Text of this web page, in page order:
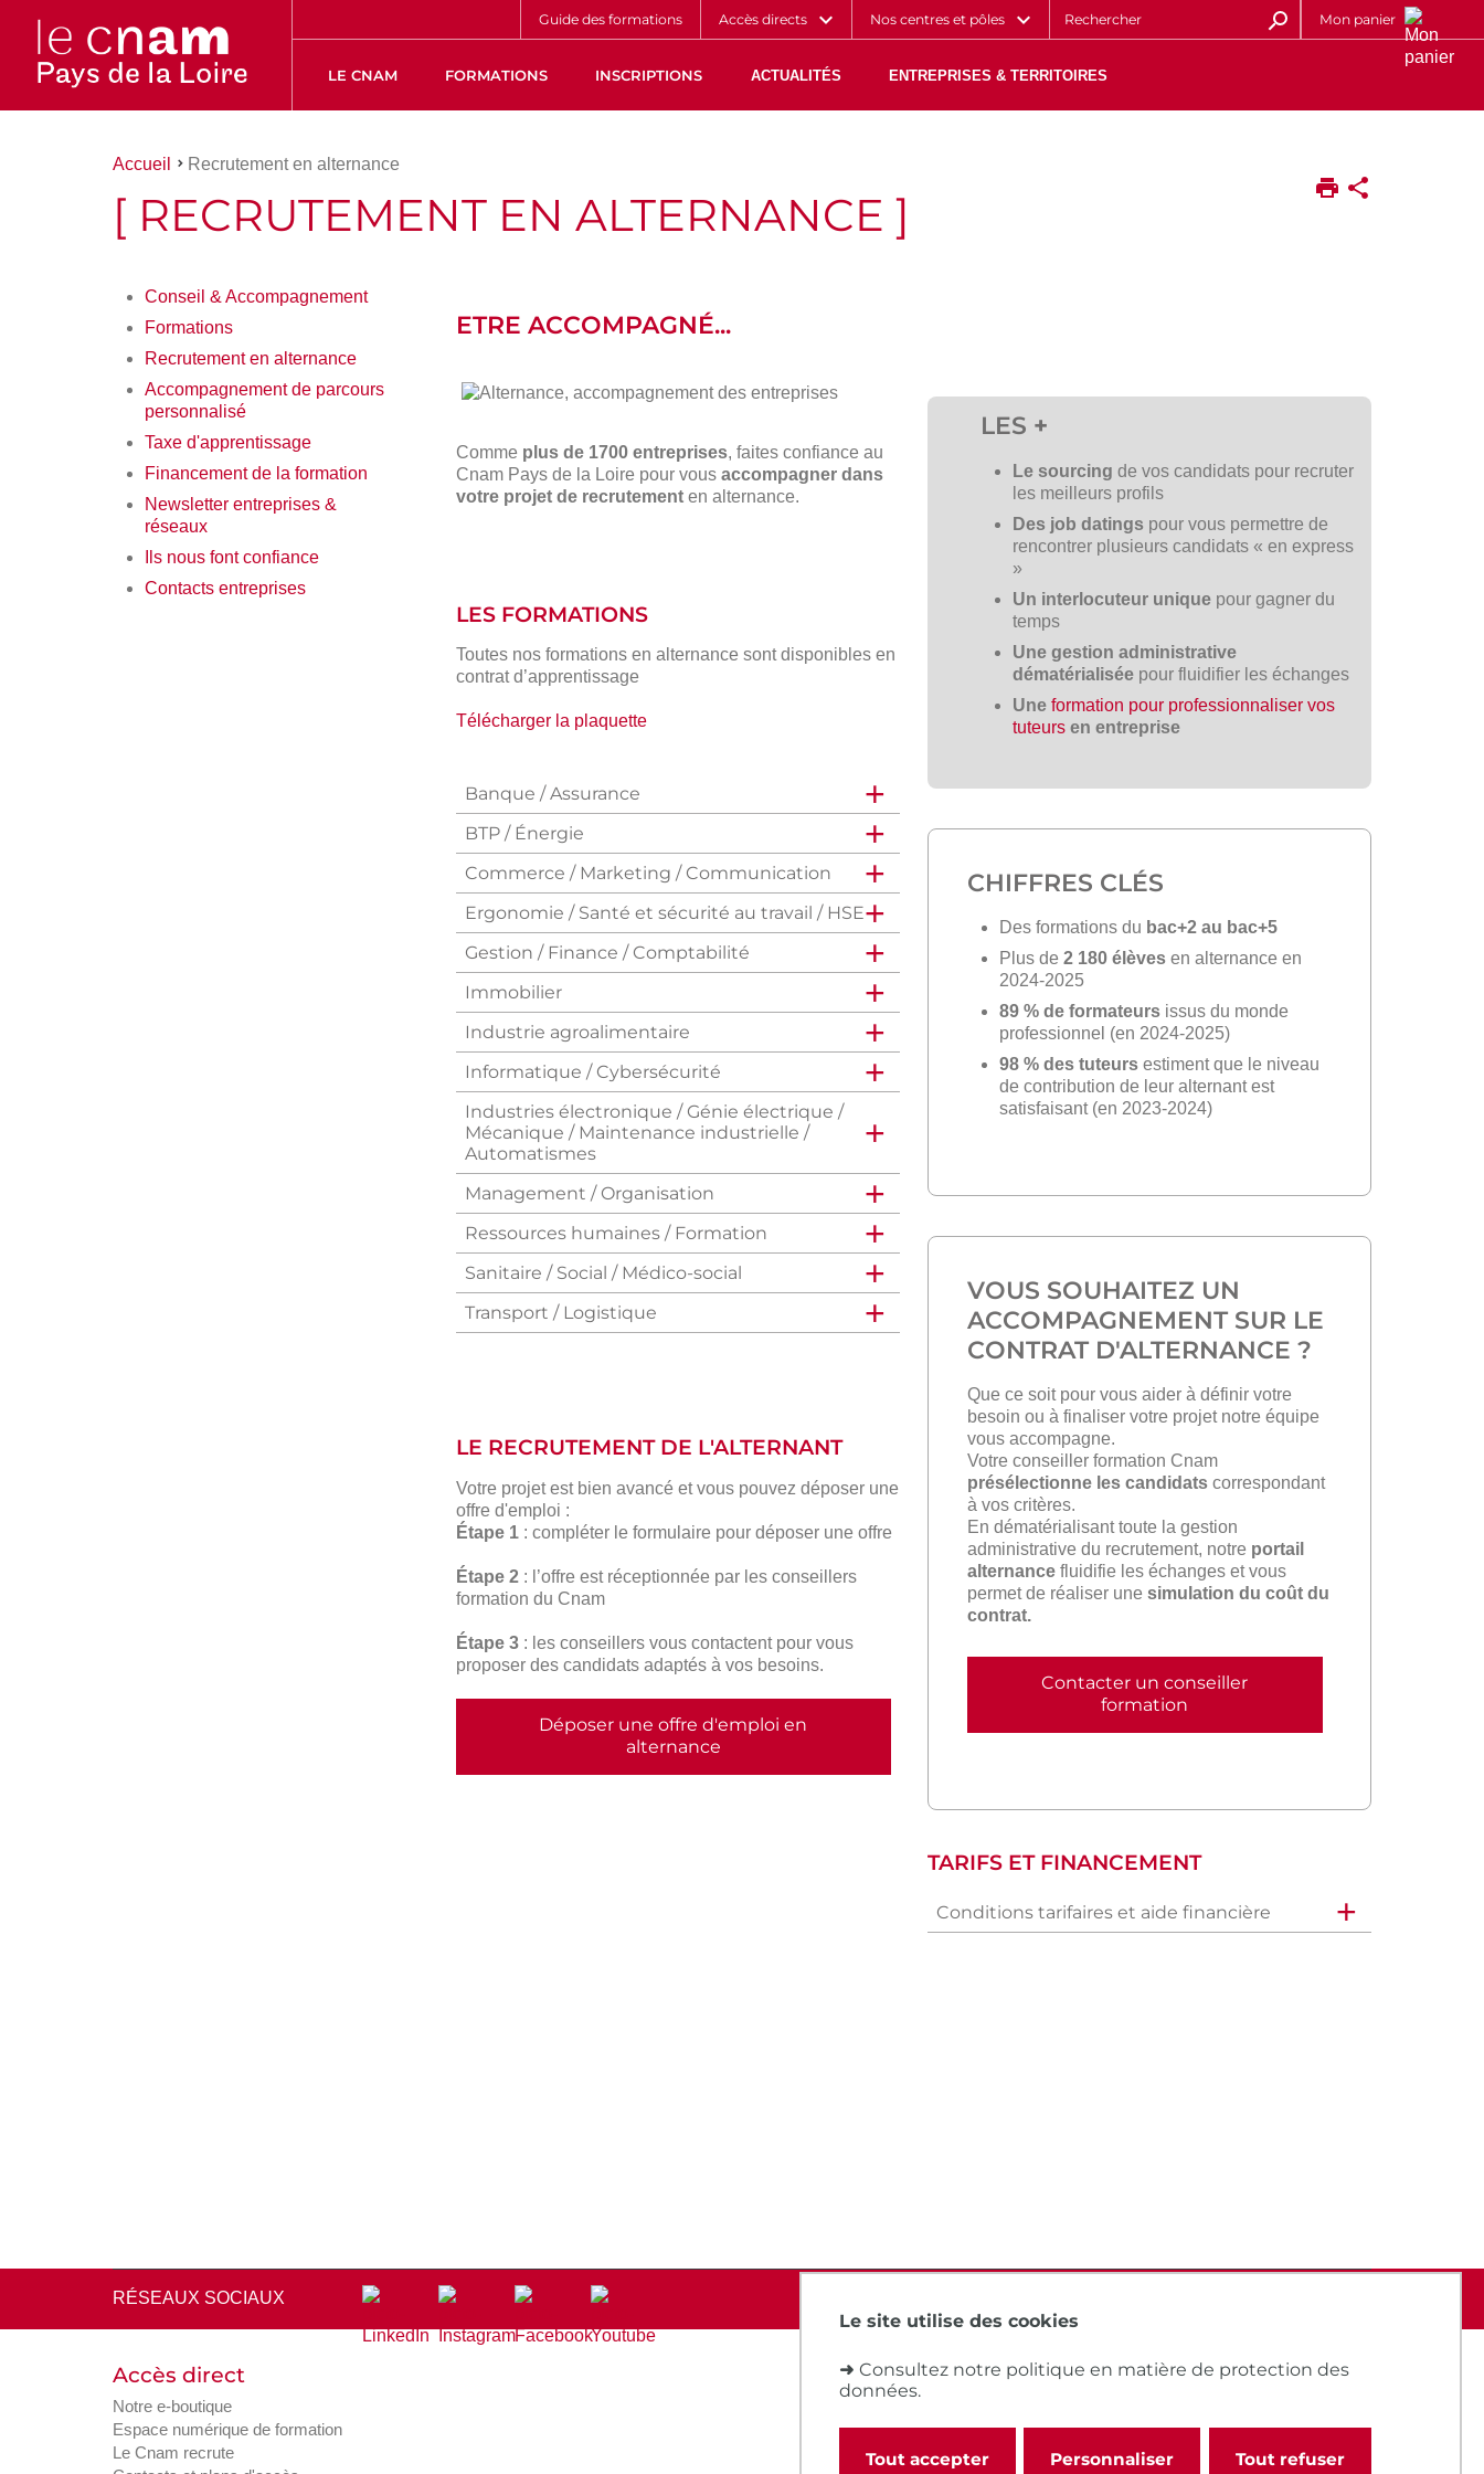
Le site utilise des cookies
➜ Consultez notre politique en matière de protection des
données.
Tout accepter Tout refuser
Personnaliser
Aller
Navigation
Accès
Connexion
Guide des formations Accès directs Nos centres et pôles Mon panier
LE CNAM FORMATIONS INSCRIPTIONS ACTUALITÉS ENTREPRISES & TERRITOIRES
Vous
Accueil Recrutement en alternance
[ RECRUTEMENT EN ALTERNANCE ]
Conseil & Accompagnement
Formations
Recrutement en alternance
Accompagnement de parcours
personnalisé
Taxe d'apprentissage
Financement de la formation
Newsletter entreprises &
réseaux
Ils nous font confiance
Contacts entreprises
ETRE ACCOMPAGNÉ...
accompagnement
des
entreprises
Comme plus de 1700 entreprises, faites confiance au
Cnam Pays de la Loire pour vous accompagner dans
votre projet de recrutement en alternance.
LES FORMATIONS
Toutes nos formations en alternance sont disponibles en
contrat d’apprentissage
Télécharger la plaquette
Banque / Assurance
BTP / Énergie
Commerce / Marketing / Communication
Ergonomie / Santé et sécurité au travail / HSE
Gestion / Finance / Comptabilité
Immobilier
Industrie agroalimentaire
Informatique / Cybersécurité
Industries électronique / Génie électrique /
Mécanique / Maintenance industrielle /
Automatismes
Management / Organisation
Ressources humaines / Formation
Sanitaire / Social / Médico-social
Transport / Logistique
LE RECRUTEMENT DE L'ALTERNANT
Votre projet est bien avancé et vous pouvez déposer une
offre d'emploi :
Étape 1 : compléter le formulaire pour déposer une offre
Étape 2: l’offre est réceptionnée par les conseillers
formation du Cnam
Étape 3: les conseillers vous contactent pour vous
proposer des candidats adaptés à vos besoins.
Déposer une offre d'emploi en
alternance
LES +
Le sourcing de vos candidats pour recruter
les meilleurs profils
Des job datings pour vous permettre de
rencontrer plusieurs candidats « en express
»
Un interlocuteur uniquepour gagner du
temps
Une gestion administrative
dématérialiséepour fluidifier les échanges
Une formation pour professionnaliser vos
tuteursen entreprise
CHIFFRES CLÉS
Des formations du bac+2 au bac+5
Plus de 2 180 élèvesen alternance en
2024-2025
89 % de formateursissus du monde
professionnel (en 2024-2025)
98 % des tuteursestiment que le niveau
de contribution de leur alternant est
satisfaisant (en 2023-2024)
VOUS SOUHAITEZ UN
ACCOMPAGNEMENT SUR LE
CONTRAT D'ALTERNANCE ?
Que ce soit pour vous aider à définir votre
besoin ou à finaliser votre projet notre équipe
vous accompagne.
Votre conseiller formation Cnam
présélectionne les candidatscorrespondant
à vos critères.
En dématérialisant toute la gestion
administrative du recrutement, notre portail
alternancefluidifie les échanges et vous
permet de réaliser une simulation du coût du
contrat.
Contacter un conseiller
formation
TARIFS ET FINANCEMENT
Conditions tarifaires et aide financière
RÉSEAUX SOCIAUX
Accès direct
Notre e-boutique
Espace numérique de formation
Le Cnam recrute